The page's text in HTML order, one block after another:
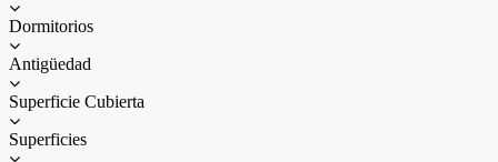
Dormitorios
Antigüedad
Superficie Cubierta
Superficies